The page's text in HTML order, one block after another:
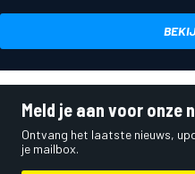
Meld je aan voor onze
Ontvang het laatste nieuws,
je mailbox.